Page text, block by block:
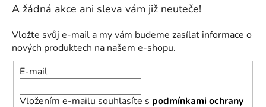
Vložte svůj e-mail a my vám budeme zasílat informace o
nových produktech na našem e-shopu.
E-mail
Vložením e-mailu souhlasíte s podmínkami ochrany